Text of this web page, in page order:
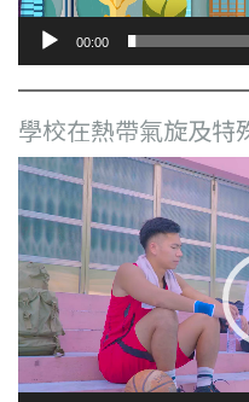
00:00
學校在熱帶氣旋及特
視
訊
播
放
器